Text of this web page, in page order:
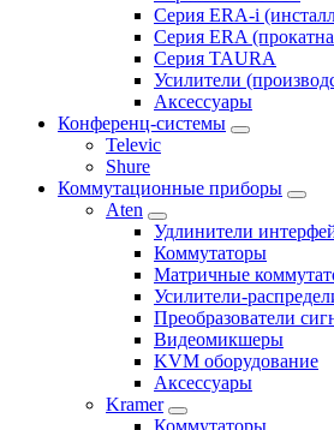
Серия ERA-i
Серия ERA
Серия TAURA
Усилители
Аксессуары
Конференц-системы
Televic
Shure
Коммутационные приборы
Aten
Удлинители
Коммутаторы
Матричные
Усилители-
Преобразователи
Видеомикшеры
KVM оборудование
Аксессуары
Kramer